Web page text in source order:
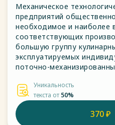
Механическое
предприятий
необходимое и наиболее
соответствующих
большую группу
эксплуатируемых
поточно-
Уникальность
текста от 50%
370 ₽